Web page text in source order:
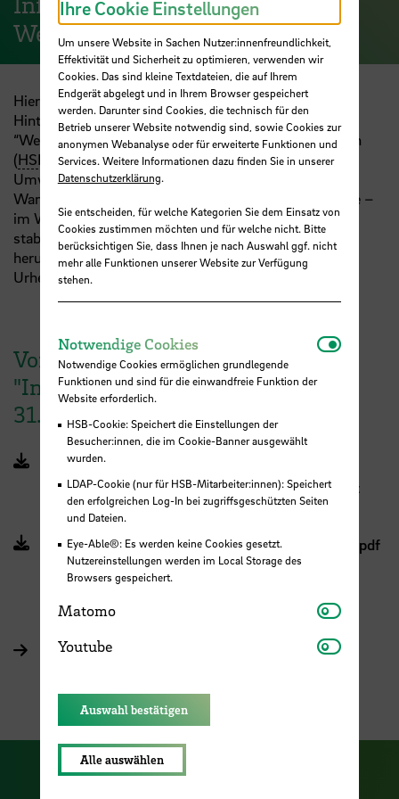
WeserLachs
Hier findet ihr Praxis-Material und wissenschaftliche
Hintergrund-Infos zum transdisziplinären Projekt
“WeserLachs”. Angesiedelt an der Hochschule Bremen
(HSB
), finanziert von der deutschen Bundesstiftung
Umwelt (DBU), hat “WeserLachs” das Ziel,
Wandersalmoniden – speziell Meerforellen und Lachse –
im Wesersystem zu fördern und ihre Bestände zu
stabilisieren. Das Material kann kostenfrei
heruntergeladen und unter Angabe der jeweilgen
Urheberin / Urhebers genutzt werden.
Vorträge WeserLachs-Workshop
"Information & Diskussion",
31.01.2026 in Bremen
WeserLachs_Vortraege_31012026_Klefoth-
Tanzberger-Buldt_Ulrich.pdf (PDF, 4 MB, Datei ist
nicht barrierefrei)
WeserLachs_Vortrag_31012026_Freese_Thuenen.pdf
(PDF, 8 MB, Datei ist nicht barrierefrei)
zurück zur WeserLachs-Startseite
Ihre Cookie Einstellungen
Um unsere Website in Sachen Nutzer:innenfreundlichkeit,
Effektivität und Sicherheit zu optimieren, verwenden wir
Cookies. Das sind kleine Textdateien, die auf Ihrem
Endgerät abgelegt und in Ihrem Browser gespeichert
werden. Darunter sind Cookies, die technisch für den
Betrieb unserer Website notwendig sind, sowie Cookies zur
anonymen Webanalyse oder für erweiterte Funktionen und
Services. Weitere Informationen dazu finden Sie in unserer
Datenschutzerklärung.
Sie entscheiden, für welche Kategorien Sie dem Einsatz von
Cookies zustimmen möchten und für welche nicht. Bitte
berücksichtigen Sie, dass Ihnen je nach Auswahl ggf. nicht
mehr alle Funktionen unserer Website zur Verfügung
stehen.
Notwendige Cookies
Notwendige Cookies ermöglichen grundlegende
Funktionen und sind für die einwandfreie Funktion der
Website erforderlich.
HSB-Cookie: Speichert die Einstellungen der
Besucher:innen, die im Cookie-Banner ausgewählt
wurden.
LDAP-Cookie (nur für HSB-Mitarbeiter:innen): Speichert
den erfolgreichen Log-In bei zugriffsgeschützten Seiten
und Dateien.
Eye-Able®: Es werden keine Cookies gesetzt.
Nutzereinstellungen werden im Local Storage des
Browsers gespeichert.
Matomo Matomo
Youtube Youtube
Auswahl bestätigen
Alle auswählen